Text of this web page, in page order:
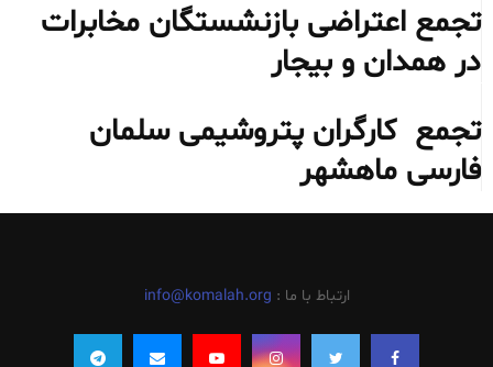
تجمع اعتراضی بازنشستگان مخابرات
در همدان و بیجار
تجمع کارگران پتروشیمی سلمان
فارسی ماهشهر
ارتباط با ما : info@komalah.org